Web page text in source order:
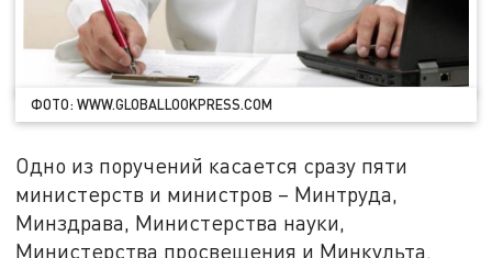
ФОТО: WWW.GLOBALLOOKPRESS.COM
Одно из поручений касается сразу пяти
министерств и министров – Минтруда,
Минздрава, Министерства науки,
Министерства просвещения и Минкульта.